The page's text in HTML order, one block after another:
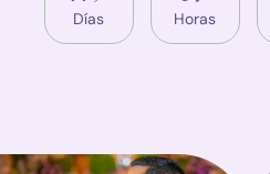
Días Horas